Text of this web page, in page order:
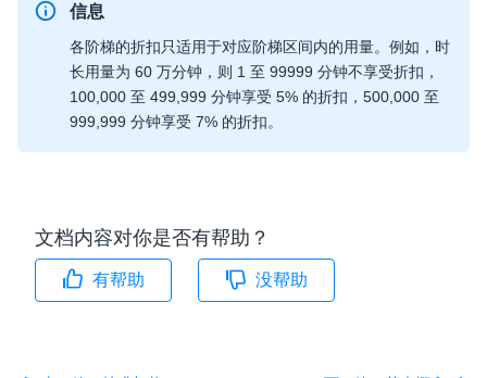
信息
各阶梯的折扣只适用于对应阶梯区间内的用量。例如，时
长用量为 60 万分钟，则 1 至 99999 分钟不享受折扣，
100,000 至 499,999 分钟享受 5% 的折扣，500,000 至
999,999 分钟享受 7% 的折扣。
文档内容对你是否有帮助？
有帮助 没帮助